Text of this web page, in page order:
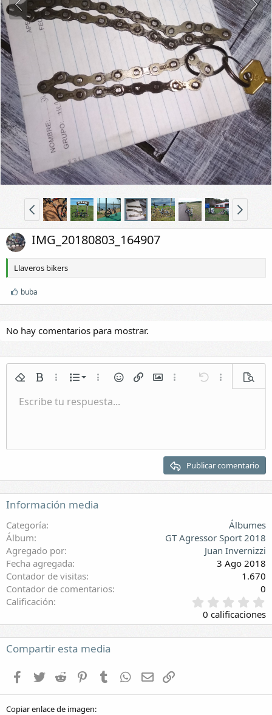
IMG_20180803_164907
Llaveros bikers
M
s
:
buba
No hay comentarios para mostrar.
Quitar formato
NegritaMás opciones...
Lista
Lista numerada
Lista
Más opciones...
Emoticonos
Insertar enlace
Insertar imagen
Más opciones...
Deshacer
Más
Vista
ItálicaSubrayarTachado
Formato de párrafo
Normal
Encabezado 2
VídeosGalería incrustada
CitarInsertar tabla
Spoiler
RehacerCambiar editor BB
BorradoresGuardar borrador
Escribe tu respuesta...
Publicar comentario
Información media
Categoría
Álbumes
Álbum
GT Agressor Sport 2018
Agregado por
Juan Invernizzi
Fecha agregada
3 Ago 2018
Contador de visitas
1.670
Contador de comentarios
0
Calificación
,
0
0
l
0 calificaciones
Compartir esta media
Facebook
Twitter Reddit PinterestTumblr WhatsApp
E-mail
Copiar enlace de imagen